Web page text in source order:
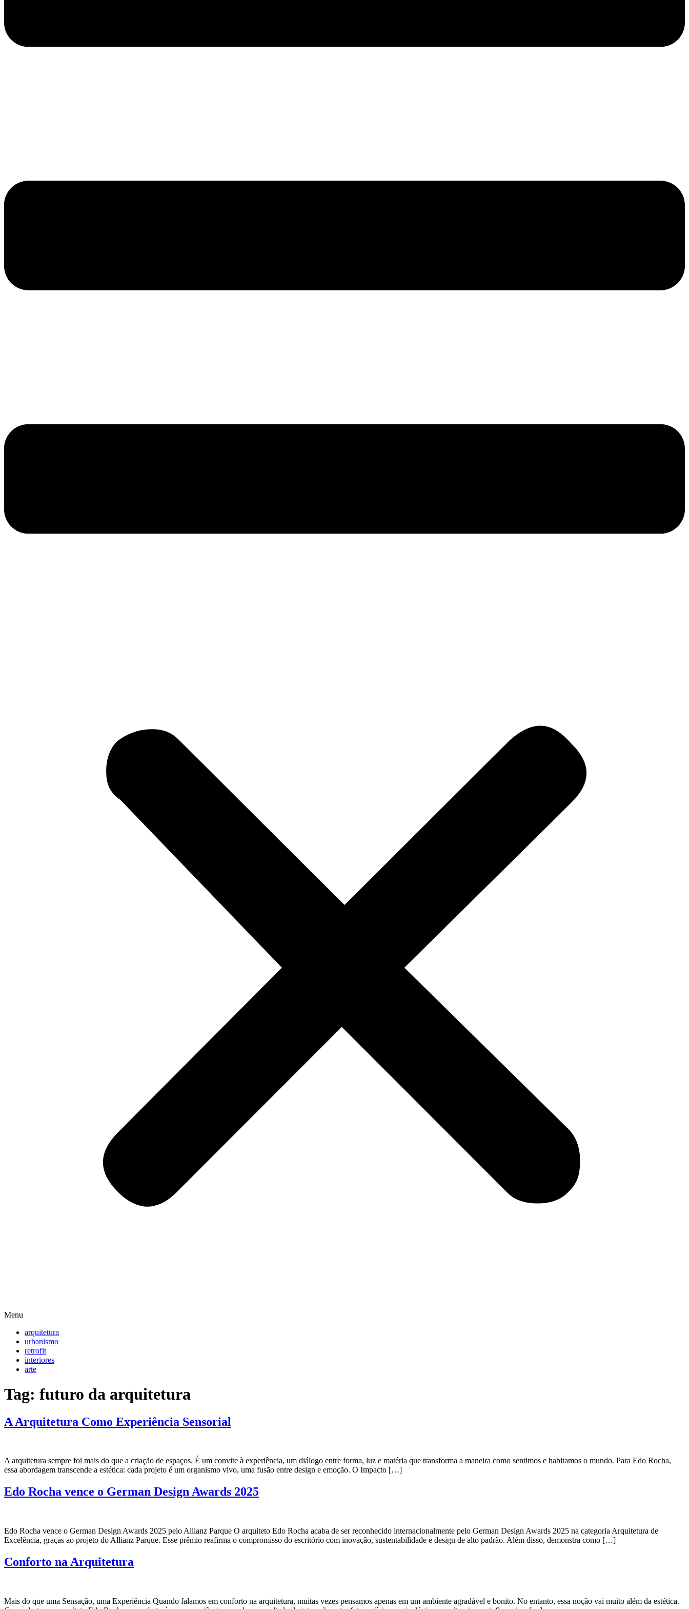
Menu
arquitetura
urbanismo
retrofit
interiores
arte
Tag: futuro da arquitetura
A Arquitetura Como Experiência Sensorial
A arquitetura sempre foi mais do que a criação de espaços. É um convite à experiência, um diálogo entre forma, luz e matéria que transforma a maneira como sentimos e habitamos o mundo. Para Edo Rocha,
essa abordagem transcende a estética: cada projeto é um organismo vivo, uma fusão entre design e emoção. O Impacto […]
Edo Rocha vence o German Design Awards 2025
Edo Rocha vence o German Design Awards 2025 pelo Allianz Parque O arquiteto Edo Rocha acaba de ser reconhecido internacionalmente pelo German Design Awards 2025 na categoria Arquitetura de
Excelência, graças ao projeto do Allianz Parque. Esse prêmio reafirma o compromisso do escritório com inovação, sustentabilidade e design de alto padrão. Além disso, demonstra como […]
Conforto na Arquitetura
Mais do que uma Sensação, uma Experiência Quando falamos em conforto na arquitetura, muitas vezes pensamos apenas em um ambiente agradável e bonito. No entanto, essa noção vai muito além da estética.